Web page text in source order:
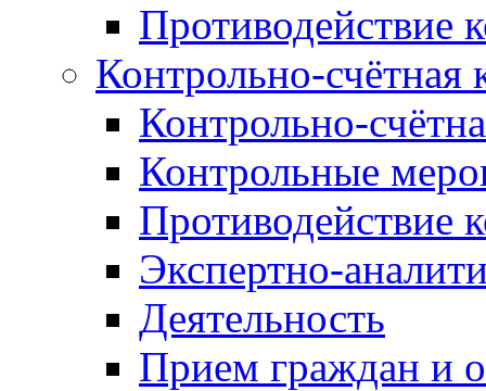
Противодействие
Контрольно-счётная
Контрольно-
Контрольные
Противодействие
Экспертно-
Деятельность
Прием граждан и